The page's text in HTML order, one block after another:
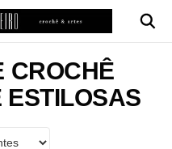
CROCHÊ
ESTILOSAS